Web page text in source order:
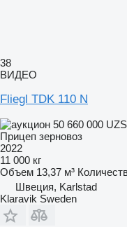
38
ВИДЕО
Fliegl TDK 110 N
50 660 000 UZS
Прицеп зерновоз
2022
11 000 кг
Объем 13,37 м³
Швеция, Karlstad
Klaravik Sweden